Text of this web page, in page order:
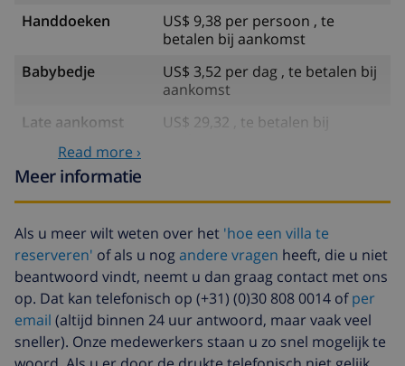
Handdoeken
US$ 9,38 per persoon , te
betalen bij aankomst
Babybedje
US$ 3,52 per dag , te betalen bij
aankomst
Late aankomst
US$ 29,32 , te betalen bij
Extra beddengoed
Extra handdoeken
US$ 8,80 per persoon , te
betalen bij aankomst
Late checkout
US$ 113,75
Extra
schoonmaak
gebaseerd op energie verbruik
(US$ 52,77/HOUR)
Annuleringsfonds:
4.80% van het totale bedrag
Read more ›
Meer informatie
Als u meer wilt weten over het 'hoe een villa te
reserveren' of als u nogandere vragen heeft, die u niet
beantwoord vindt, neemt u dan graag contact met ons
op. Dat kan telefonisch op (+31) (0)30 808 0014 ofper
email (altijd binnen 24 uur antwoord, maar vaak veel
sneller). Onze medewerkers staan u zo snel mogelijk te